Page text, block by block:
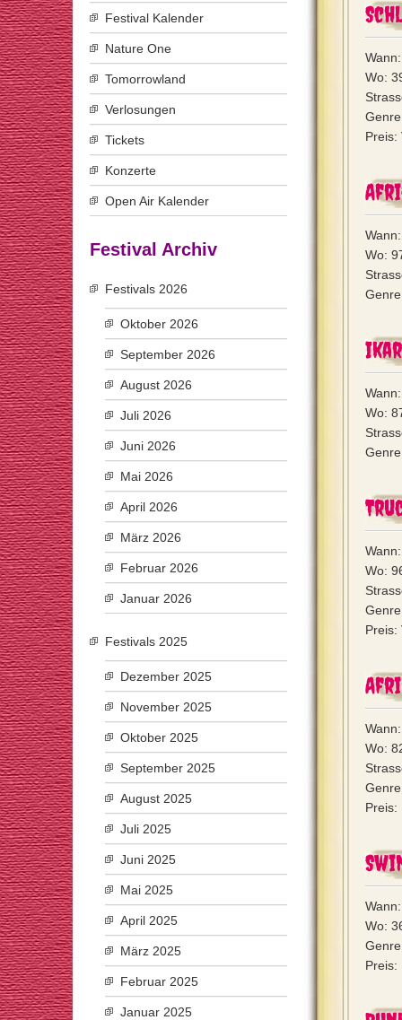
Wo:
Preis:
Wo:
Wo:
Wo:
Preis:
Wo:
Preis:
Wo:
Preis:
Festival Kalender
Nature One
Tomorrowland
Verlosungen
Tickets
Konzerte
Open Air Kalender
Festival Archiv
Festivals 2026
Oktober 2026
September 2026
August 2026
Juli 2026
Juni 2026
Mai 2026
April 2026
März 2026
Februar 2026
Januar 2026
Festivals 2025
Dezember 2025
November 2025
Oktober 2025
September 2025
August 2025
Juli 2025
Juni 2025
Mai 2025
April 2025
März 2025
Februar 2025
Januar 2025